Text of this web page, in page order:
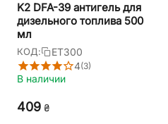
K2 DFA-39 антигель для
дизельного топлива 500
мл
КОД:
ET300
4(3)
В наличии
‍409‍ ₴